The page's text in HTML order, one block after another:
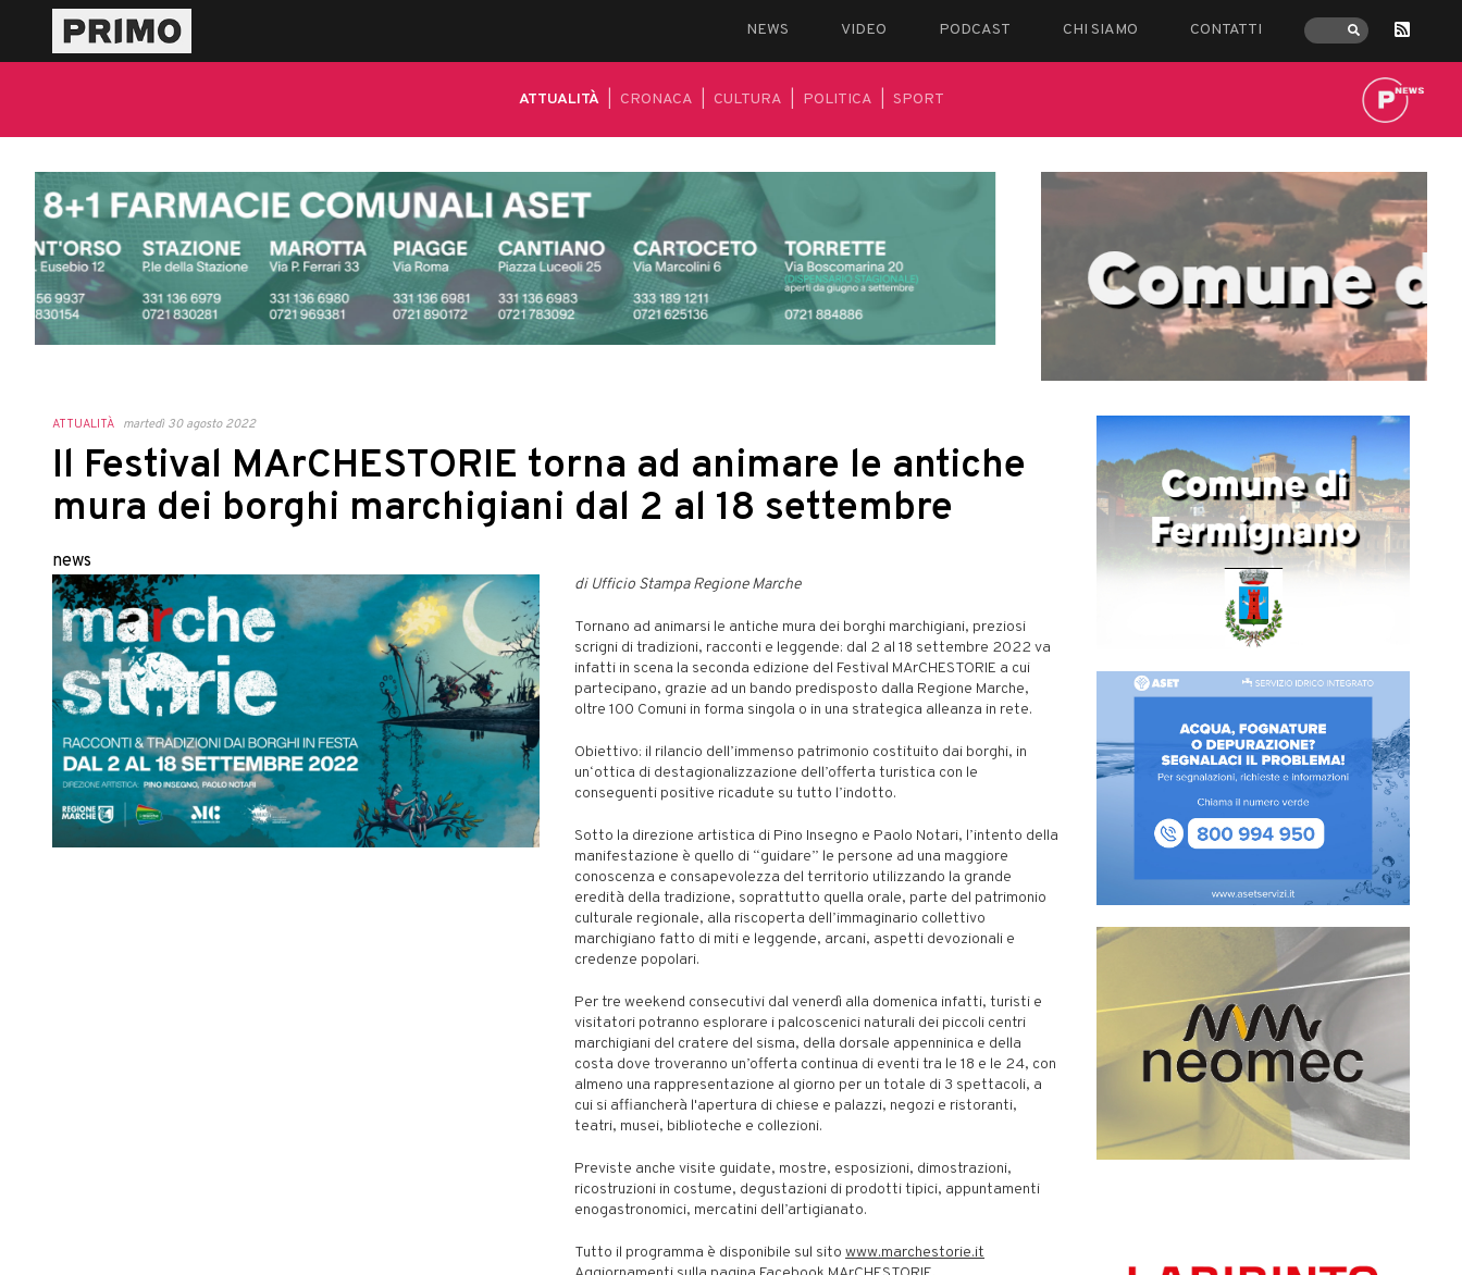
NEWS VIDEO PODCAST CHI SIAMO CONTATTI
ATTUALITÀ CRONACA CULTURA POLITICA SPORT
ATTUALITÀ martedì 30 agosto 2022
Il Festival MArCHESTORIE torna ad animare le antiche
mura dei borghi marchigiani dal 2 al 18 settembre
news
di Ufficio Stampa Regione Marche
Tornano ad animarsi le antiche mura dei borghi marchigiani, preziosi
scrigni di tradizioni, racconti e leggende: dal 2 al 18 settembre 2022 va
infatti in scena la seconda edizione del Festival MArCHESTORIE a cui
partecipano, grazie ad un bando predisposto dalla Regione Marche,
oltre 100 Comuni in forma singola o in una strategica alleanza in rete.
Obiettivo: il rilancio dell’immenso patrimonio costituito dai borghi, in
un‘ottica di destagionalizzazione dell’offerta turistica con le
conseguenti positive ricadute su tutto l’indotto.
Sotto la direzione artistica di Pino Insegno e Paolo Notari, l’intento della
manifestazione è quello di “guidare” le persone ad una maggiore
conoscenza e consapevolezza del territorio utilizzando la grande
eredità della tradizione, soprattutto quella orale, parte del patrimonio
culturale regionale, alla riscoperta dell’immaginario collettivo
marchigiano fatto di miti e leggende, arcani, aspetti devozionali e
credenze popolari.
Per tre weekend consecutivi dal venerdì alla domenica infatti, turisti e
visitatori potranno esplorare i palcoscenici naturali dei piccoli centri
marchigiani del cratere del sisma, della dorsale appenninica e della
costa dove troveranno un’offerta continua di eventi tra le 18 e le 24, con
almeno una rappresentazione al giorno per un totale di 3 spettacoli, a
cui si affiancherà l'apertura di chiese e palazzi, negozi e ristoranti,
teatri, musei, biblioteche e collezioni.
Previste anche visite guidate, mostre, esposizioni, dimostrazioni,
ricostruzioni in costume, degustazioni di prodotti tipici, appuntamenti
enogastronomici, mercatini dell’artigianato.
Tutto il programma è disponibile sul sito www.marchestorie.it